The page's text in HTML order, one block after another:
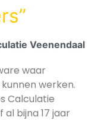
Veenendaal
waar
werken.
Calculatie
al bijna 17 jaar